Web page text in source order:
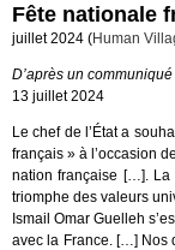
Fête nationale
juillet 2024 (Human
D’après un
13 juillet 2024
Le chef de l’État a
français » à l’occasion
nation française […]. La
triomphe des valeurs
Ismail Omar Guelleh
avec la France. […] Nos